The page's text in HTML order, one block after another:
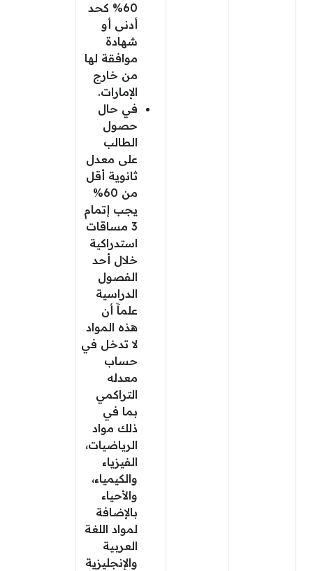
60% كحد
أدنى أو
شهادة
موافقة لها
من خارج
الإمارات.
في حال
حصول
الطالب
على معدل
ثانوية أقل
من 60%
يجب إتمام
3 مساقات
استدراكية
خلال أحد
الفصول
الدراسية
علماََ أن
هذه المواد
لا تدخل في
حساب
معدله
التراكمي
بما في
ذلك مواد
الرياضيات،
الفيزياء
والكيمياء،
والأحياء
بالإضافة
لمواد اللغة
العربية
والإنجليزية